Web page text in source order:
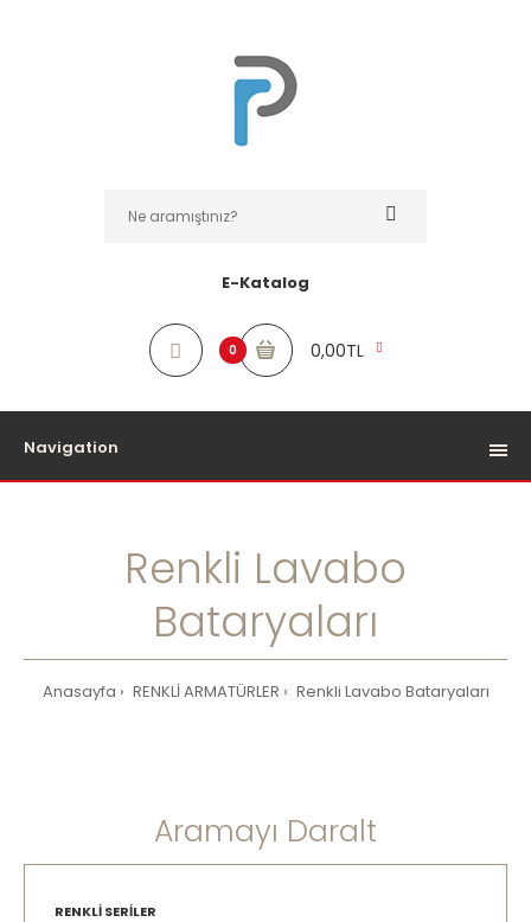
E-Katalog
0 0,00TL
Navigation
Renkli Lavabo
Bataryaları
Anasayfa RENKLİ ARMATÜRLER Renkli Lavabo Bataryaları
Aramayı Daralt
RENKLI SERILER